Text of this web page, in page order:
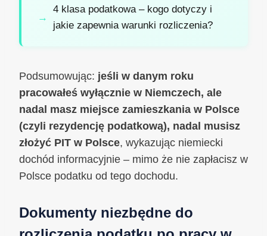
4 klasa podatkowa – kogo dotyczy i
jakie zapewnia warunki rozliczenia?
Podsumowując: jeśli w danym roku
pracowałeś wyłącznie w Niemczech, ale
nadal masz miejsce zamieszkania w Polsce
(czyli rezydencję podatkową), nadal musisz
złożyć PIT w Polsce, wykazując niemiecki
dochód informacyjnie – mimo że nie zapłacisz w
Polsce podatku od tego dochodu.
Dokumenty niezbędne do